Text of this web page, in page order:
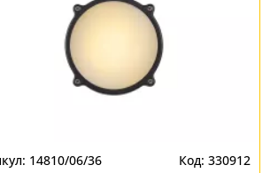
14810/06/36 330912